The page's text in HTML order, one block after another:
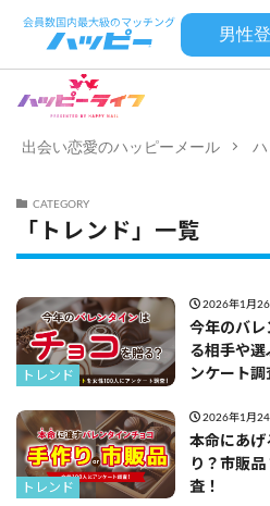
男性
出会い恋愛のハッピーメール
CATEGORY
「トレンド」一覧
トレンド
2026年1月26
今年のバレ
る相手や
ンケート調
トレンド
2026年1月24
本命にあげ
り？市販
査！